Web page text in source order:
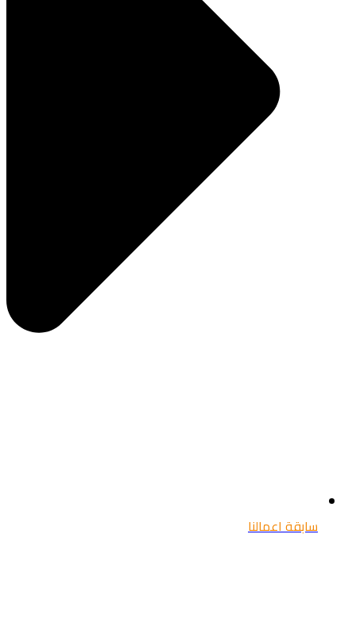
سابقة اعمالنا